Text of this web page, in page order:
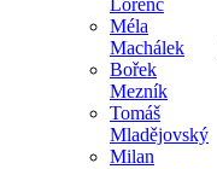
Méla
Machálek
Bořek
Mezník
Tomáš
Mladějovský
Milan